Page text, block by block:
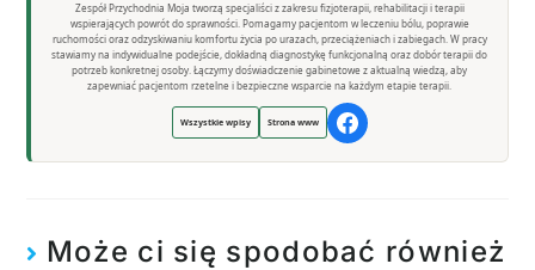
Zespół Przychodnia Moja tworzą specjaliści z zakresu fizjoterapii, rehabilitacji i terapii
wspierających powrót do sprawności. Pomagamy pacjentom w leczeniu bólu, poprawie
ruchomości oraz odzyskiwaniu komfortu życia po urazach, przeciążeniach i zabiegach. W pracy
stawiamy na indywidualne podejście, dokładną diagnostykę funkcjonalną oraz dobór terapii do
potrzeb konkretnej osoby. Łączymy doświadczenie gabinetowe z aktualną wiedzą, aby
zapewniać pacjentom rzetelne i bezpieczne wsparcie na każdym etapie terapii.
Wszystkie wpisy Strona www
Może ci się spodobać również